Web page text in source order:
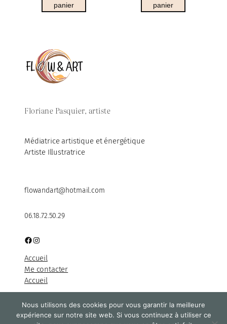
panier
panier
Floriane Pasquier, artiste
Médiatrice artistique et énergétique
Artiste Illustratrice
flowandart@hotmail.com
06.18.72.50.29
Facebook Instagram
Accueil
Me contacter
Accueil
Propulsé par WordPressavecWooCommerce
Nous utilisons des cookies pour vous garantir la meilleure
expérience sur notre site web. Si vous continuez à utiliser ce